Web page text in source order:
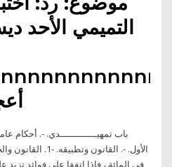
ﻓﻲ اﻟﻤﺎﺋﺔ ، ﻓﺈذا اﺗﻔﻘﺎ ﻋﻠﻰ ﻓﻮاﺋﺪ